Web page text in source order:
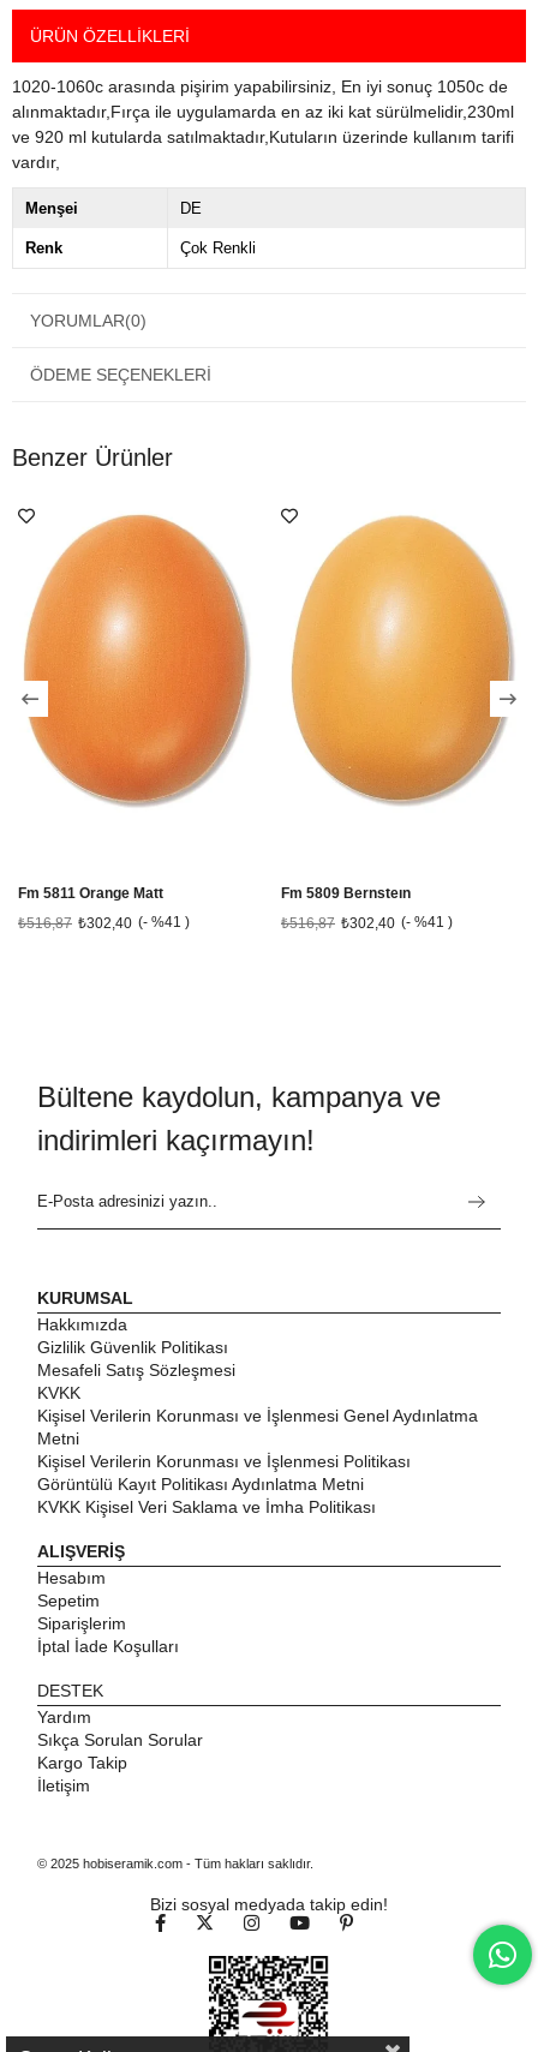
ÜRÜN ÖZELLIKLERI
1020-1060c arasında pişirim yapabilirsiniz, En iyi sonuç 1050c de
alınmaktadır,Fırça ile uygulamarda en az iki kat sürülmelidir,230ml
ve 920 ml kutularda satılmaktadır,Kutuların üzerinde kullanım tarifi
vardır,
Menşei DE
Renk Çok Renkli
YORUMLAR(0)
ÖDEME SEÇENEKLERI
Benzer Ürünler
Fm 5811 Orange Matt
₺302,40
₺516,87 %41
Fm 5809 Bernsteın
₺302,40
₺516,87 %41
Bültene kaydolun, kampanya ve
indirimleri kaçırmayın!
KURUMSAL
Hakkımızda
Gizlilik Güvenlik Politikası
Mesafeli Satış Sözleşmesi
KVKK
Kişisel Verilerin Korunması ve İşlenmesi Genel Aydınlatma
Metni
Kişisel Verilerin Korunması ve İşlenmesi Politikası
Görüntülü Kayıt Politikası Aydınlatma Metni
KVKK Kişisel Veri Saklama ve İmha Politikası
ALIŞVERİŞ
Hesabım
Sepetim
Siparişlerim
İptal İade Koşulları
DESTEK
Yardım
Sıkça Sorulan Sorular
Kargo Takip
İletişim
© 2025 hobiseramik.com - Tüm hakları saklıdır.
Bizi sosyal medyada takip edin!